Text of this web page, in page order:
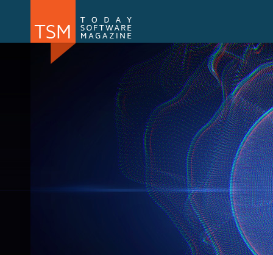
NOU
Numărul 169 Numărul